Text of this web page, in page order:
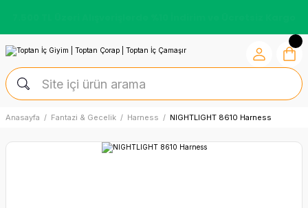
Anasayfa Fantazi & Gecelik Harness NIGHTLIGHT 8610 Harness